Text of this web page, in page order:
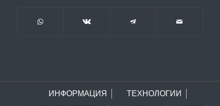
ИНФОРМАЦИЯ
ТЕХНОЛОГИИ